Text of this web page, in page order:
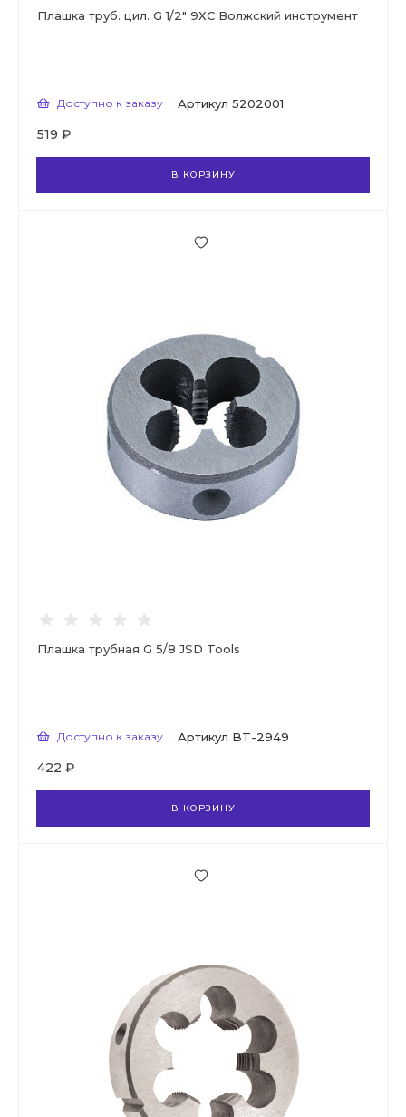
Плашка труб. цил. G 1/2" 9ХС Волжский инструмент
Доступно к заказу Артикул 5202001
519 ₽
В КОРЗИНУ
Плашка трубная G 5/8 JSD Tools
Доступно к заказу Артикул BT-2949
422 ₽
В КОРЗИНУ